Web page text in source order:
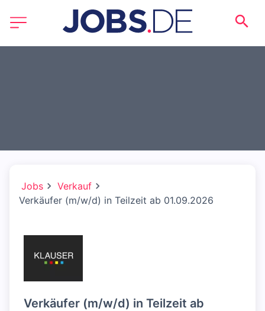
Jobs
Verkauf
Verkäufer (m/w/d) in Teilzeit ab 01.09.2026
Verkäufer (m/w/d) in Teilzeit ab